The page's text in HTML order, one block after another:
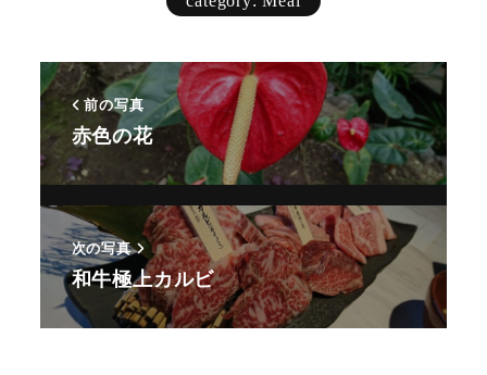
前の写真
赤色の花
次の写真
和牛極上カルビ